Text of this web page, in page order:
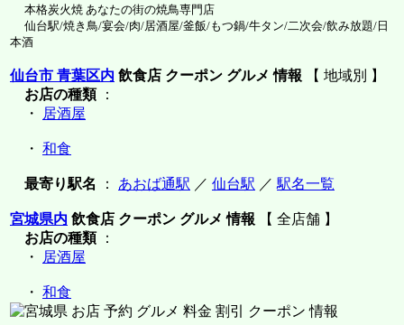
本格炭火焼 あなたの街の焼鳥専門店
仙台駅/焼き鳥/宴会/肉/居酒屋/釜飯/もつ鍋/牛タン/二次会/飲み放題/日
本酒
仙台市 青葉区内 飲食店 クーポン グルメ 情報 【 地域別 】
お店の種類：
・
居酒屋
・ 和食
最寄り駅名 ： あおば通駅 ／ 仙台駅 ／ 駅名一覧
宮城県内 飲食店 クーポン グルメ 情報 【 全店舗 】
お店の種類：
・
居酒屋
・ 和食